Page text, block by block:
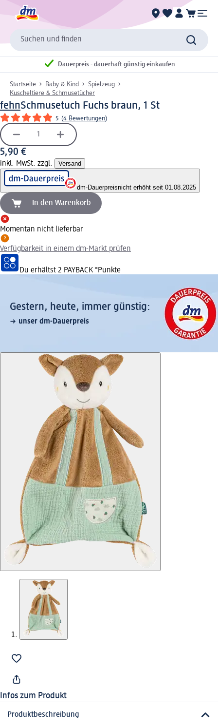
Suchen und finden
Dauerpreis - dauerhaft günstig einkaufen
Startseite Baby & Kind
Spielzeug
Kuscheltiere & Schmusetücher
fehnSchmusetuch Fuchs braun, 1 St
5 (4 Bewertungen)
5,90 €
inkl. MwSt. zzgl. Versand
dm-Dauerpreisnicht erhöht seit 01.08.2025
In den Warenkorb
Momentan nicht lieferbar
Verfügbarkeit in einem dm-Markt prüfen
Du erhältst 2 PAYBACK °Punkte
Gestern, heute, immer günstig:
unser dm-Dauerpreis
Infos zum Produkt
Produktbeschreibung